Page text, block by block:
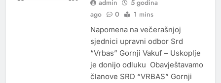
admin
5 godina
ago
0 1 mins
Napomena na večerašnjoj
sjednici upravni odbor Srd
“Vrbas” Gornji Vakuf – Uskoplje
je donijo odluku Obavještavamo
članove SRD “VRBAS” Gornji